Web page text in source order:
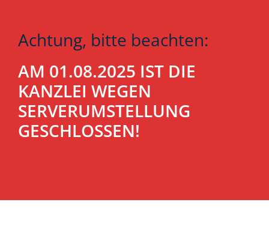
Achtung, bitte beachten:
AM 01.08.2025 IST DIE
KANZLEI WEGEN
SERVERUMSTELLUNG
GESCHLOSSEN!